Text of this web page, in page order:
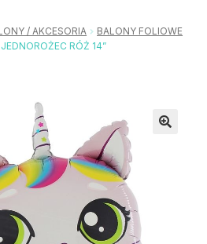
menu
Rozwiń
/ AKCESORIA
BALONY FOLIOWE
RÓŻ 14”